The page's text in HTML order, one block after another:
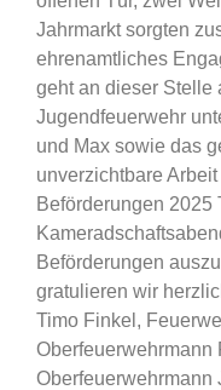
Jahrmarkt sorgten
ehrenamtliches
geht an dieser Stelle
Jugendfeuerwehr
und Max sowie das
unverzichtbare
Beförderungen 2025
Beförderungen
gratulieren wir
Timo Finkel,
Oberfeuerwehrmann
Oberfeuerwehrmann